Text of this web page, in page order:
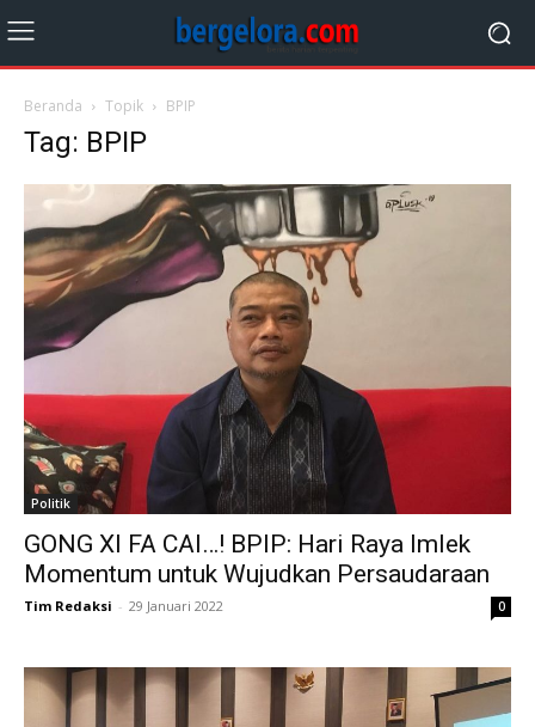
Beranda Topik BPIP
Tag: BPIP
Politik
GONG XI FA CAI…! BPIP: Hari Raya Imlek
Momentum untuk Wujudkan Persaudaraan
Tim Redaksi - 29 Januari 2022 0